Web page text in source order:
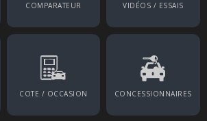
COMPARATEUR VIDÉOS / ESSAIS
COTE / OCCASION CONCESSIONNAIRES